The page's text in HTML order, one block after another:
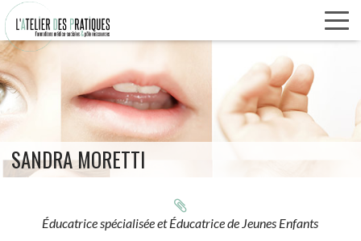
Aller
au
contenu
principal
SANDRA MORETTI
Éducatrice spécialisée et Éducatrice de Jeunes Enfants
Panneau de gestion des cookies